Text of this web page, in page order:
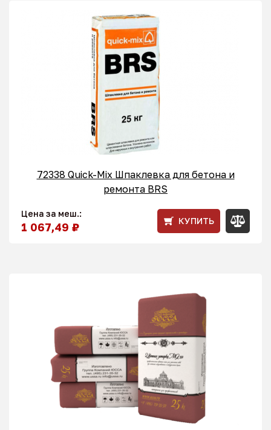
72338 Quick-Mix Шпаклевка для бетона и
ремонта BRS
Цена за меш.:
1 067,49 ₽ КУПИТЬ